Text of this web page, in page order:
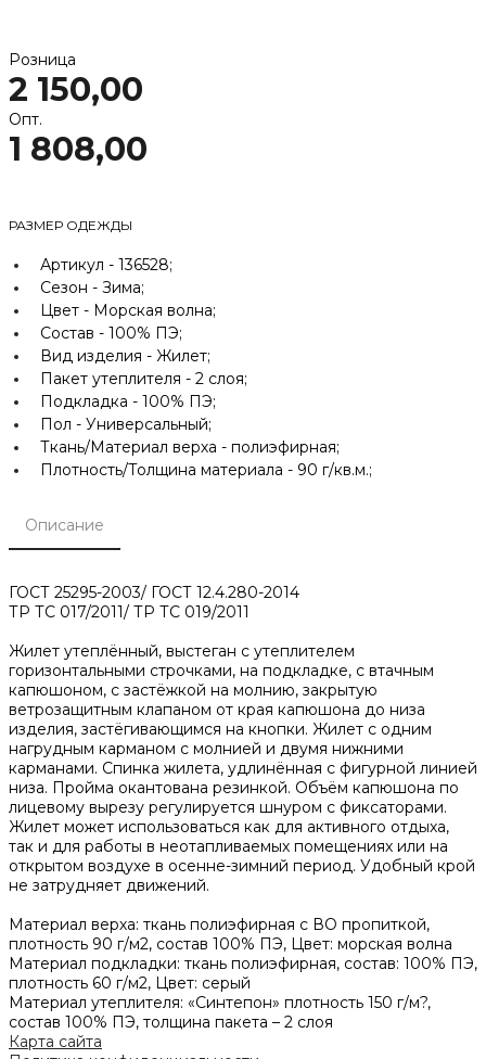
Розница
2 150,00
Опт.
1 808,00
РАЗМЕР ОДЕЖДЫ
Артикул - 136528;
Сезон - Зима;
Цвет - Морская волна;
Состав - 100% ПЭ;
Вид изделия - Жилет;
Пакет утеплителя - 2 слоя;
Подкладка - 100% ПЭ;
Пол - Универсальный;
Ткань/Материал верха - полиэфирная;
Плотность/Толщина материала - 90 г/кв.м.;
Описание
ГОСТ 25295-2003/ ГОСТ 12.4.280-2014
ТР ТС 017/2011/ ТР ТС 019/2011
Жилет утеплённый, выстеган с утеплителем
горизонтальными строчками, на подкладке, с втачным
капюшоном, с застёжкой на молнию, закрытую
ветрозащитным клапаном от края капюшона до низа
изделия, застёгивающимся на кнопки. Жилет с одним
нагрудным карманом с молнией и двумя нижними
карманами. Спинка жилета, удлинённая с фигурной линией
низа. Пройма окантована резинкой. Объём капюшона по
лицевому вырезу регулируется шнуром с фиксаторами.
Жилет может использоваться как для активного отдыха,
так и для работы в неотапливаемых помещениях или на
открытом воздухе в осенне-зимний период. Удобный крой
не затрудняет движений.
Материал верха: ткань полиэфирная с ВО пропиткой,
плотность 90 г/м2, состав 100% ПЭ, Цвет: морская волна
Материал подкладки: ткань полиэфирная, состав: 100% ПЭ,
плотность 60 г/м2, Цвет: серый
Материал утеплителя: «Синтепон» плотность 150 г/м?,
состав 100% ПЭ, толщина пакета – 2 слоя
Карта сайта